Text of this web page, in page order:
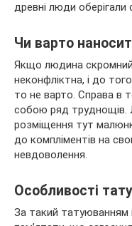
древні люди оберігали
Чи варто
Якщо людина
неконфліктна, і до
то не варто. Справа в
собою ряд
розміщення тут
до компліментів на
невдоволення.
Особливості
За такий татуюванням